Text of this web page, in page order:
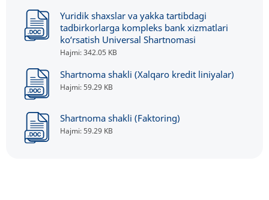
Yuridik shaxslar va yakka tartibdagi
tadbirkorlarga kompleks bank xizmatlari
ko‘rsatish Universal Shartnomasi
Hajmi: 342.05 KB
Shartnoma shakli (Xalqaro kredit liniyalar)
Hajmi: 59.29 KB
Shartnoma shakli (Faktoring)
Hajmi: 59.29 KB